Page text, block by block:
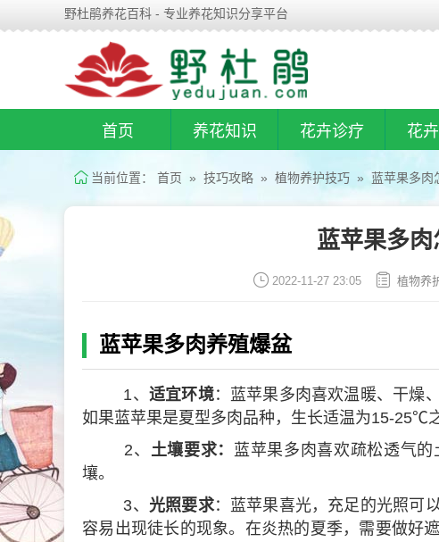
野杜鹃养花百科 - 专业养花知识分享平台
首页 养花知识 花卉诊疗 花
当前位置： 首页 » 技巧攻略 » 植物养护技巧 » 蓝苹果多肉
蓝苹果多
2022-11-27 23:05 植物养
蓝苹果多肉养殖爆盆
1、 适宜环境：蓝苹果多肉喜欢温暖、干燥
如果蓝苹果是夏型多肉品种，生长适温为15-25℃
2、 土壤要求：
蓝苹果多肉喜欢疏松透气
壤。
3、 光照要求：蓝苹果喜光，充足的光照可
容易出现徒长的现象。在炎热的夏季，需要做好